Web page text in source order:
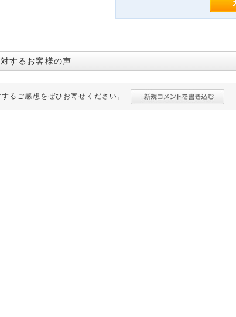
するお客様の声
るご感想をぜひお寄せください。